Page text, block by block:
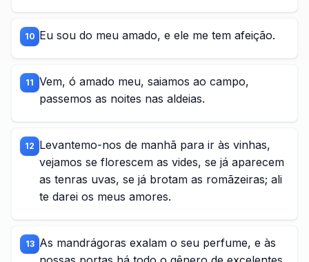
10 Eu sou do meu amado, e ele me tem afeição.
11 Vem, ó amado meu, saiamos ao campo,
passemos as noites nas aldeias.
12 Levantemo-nos de manhã para ir às vinhas,
vejamos se florescem as vides, se já aparecem
as tenras uvas, se já brotam as romãzeiras; ali
te darei os meus amores.
13 As mandrágoras exalam o seu perfume, e às